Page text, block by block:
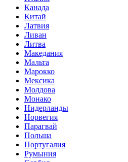
Канада
Китай
Латвия
Ливан
Литва
Македания
Мальта
Марокко
Мексика
Молдова
Монако
Нидерланды
Норвегия
Парагвай
Польша
Португалия
Румыния